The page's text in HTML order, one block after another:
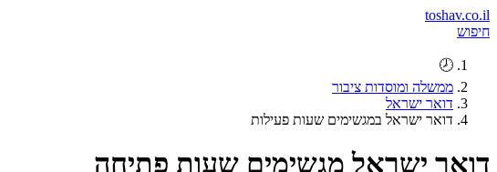
toshav.co.il
חיפוש
🕗
ממשלה ומוסדות ציבור
דואר ישראל
דואר ישראל במגשימים שעות פעילות
דואר ישראל מגשימים שעות פתיחה